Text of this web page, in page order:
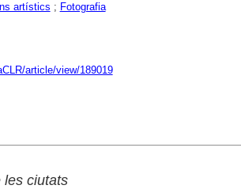
artístics ; Fotografia
article/view/189019
les ciutats